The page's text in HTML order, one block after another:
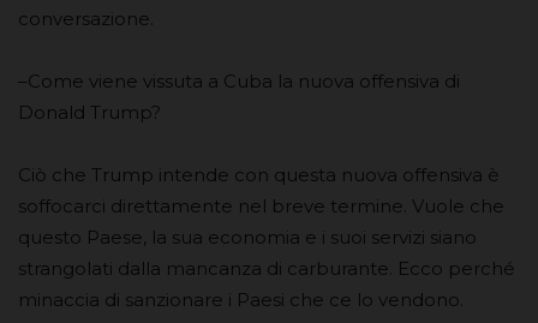
conversazione.
–Come viene vissuta a Cuba la nuova offensiva di
Donald Trump?
Ciò che Trump intende con questa nuova offensiva è
soffocarci direttamente nel breve termine. Vuole che
questo Paese, la sua economia e i suoi servizi siano
strangolati dalla mancanza di carburante. Ecco perché
minaccia di sanzionare i Paesi che ce lo vendono.